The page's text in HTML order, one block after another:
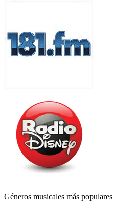
Géneros musicales más populares